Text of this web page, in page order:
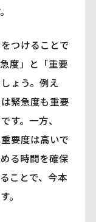
つけることで
度」と「重要
ょう。例え
緊急度も重要
す。一方、
要度は高いで
る時間を確保
ことで、今本
。